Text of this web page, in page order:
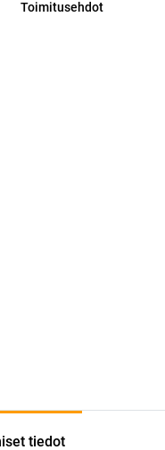
Toimitusehdot
tiedot